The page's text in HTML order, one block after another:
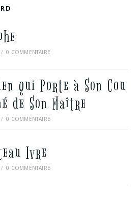
/ 0 COMMENTAIRE
qui Porte à Son Cou
de Son Maître
/ 0 COMMENTAIRE
Ivre
/ 0 COMMENTAIRE